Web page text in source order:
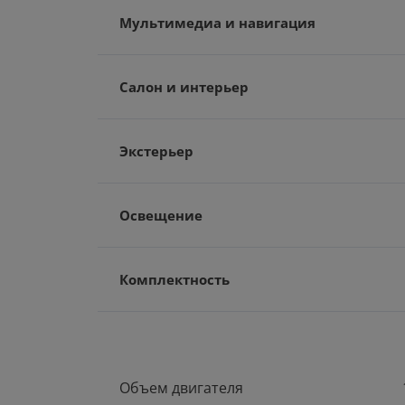
Мультимедиа и навигация
Салон и интерьер
Экстерьер
Освещение
Комплектность
Объем двигателя